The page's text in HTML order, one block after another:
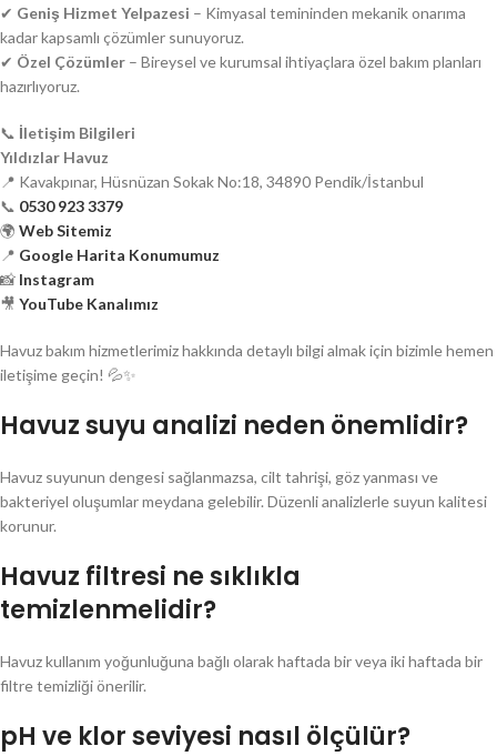
✔ Geniş Hizmet Yelpazesi – Kimyasal temininden mekanik onarıma
kadar kapsamlı çözümler sunuyoruz.
✔ Özel Çözümler – Bireysel ve kurumsal ihtiyaçlara özel bakım planları
hazırlıyoruz.
📞 İletişim Bilgileri
Yıldızlar Havuz
📍 Kavakpınar, Hüsnüzan Sokak No:18, 34890 Pendik/İstanbul
📞 0530 923 3379
🌍 Web Sitemiz
📍 Google Harita Konumumuz
📸 Instagram
🎥 YouTube Kanalımız
Havuz bakım hizmetlerimiz hakkında detaylı bilgi almak için bizimle hemen
iletişime geçin! 💦✨
Havuz suyu analizi neden önemlidir?
Havuz suyunun dengesi sağlanmazsa, cilt tahrişi, göz yanması ve
bakteriyel oluşumlar meydana gelebilir. Düzenli analizlerle suyun kalitesi
korunur.
Havuz filtresi ne sıklıkla
temizlenmelidir?
Havuz kullanım yoğunluğuna bağlı olarak haftada bir veya iki haftada bir
filtre temizliği önerilir.
pH ve klor seviyesi nasıl ölçülür?